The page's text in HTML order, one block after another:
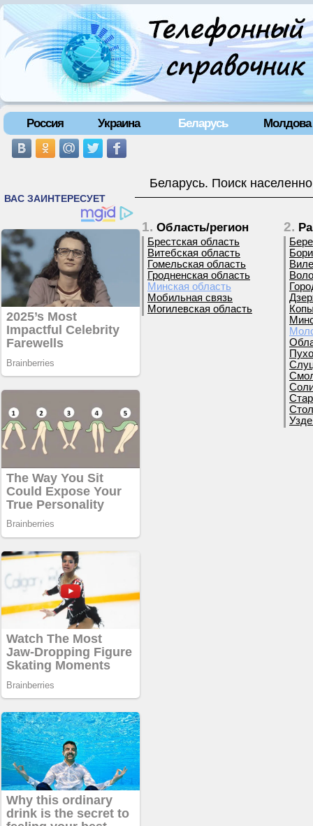
Россия Украина Беларусь Молдова
Беларусь. Поиск
1. Область/регион
Брестская область
Витебская область
Гомельская область
Гродненская область
Минская область
Мобильная связь
Могилевская область
2.